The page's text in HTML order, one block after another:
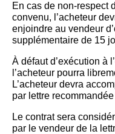
En cas de non-respect
convenu, l’acheteur
enjoindre au vendeur
supplémentaire de 15
À défaut d’exécution à
l’acheteur pourra
L’acheteur devra
par lettre
Le contrat sera
par le vendeur de la